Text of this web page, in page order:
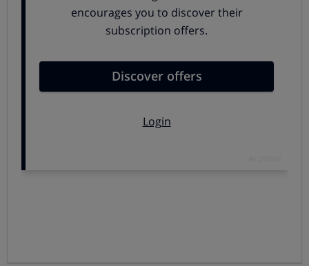
suministren conforme a lo pactado y es a ella a la que se
debe reclamar una indemnización si se produce algún
Derecho a cancelar
el consumidor tiene derecho a cancelar el contrato,
contratación como flete de aviones o buques,